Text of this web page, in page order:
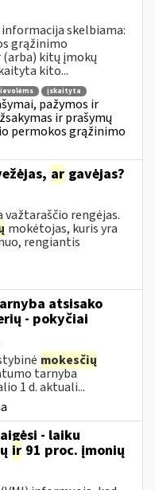
skelbiama:
grąžinimo
(arba) kitų įmokų
kito...
įskaityta
pažymos ir
ir prašymų
permokos grąžinimo
ar gavėjas?
važtaraščio rengėjas.
mokėtojas, kuris yra
rengiantis
atsisako
- pokyčiai
mokesčių
tarnyba
1 d. aktuali...
- laiku
ir 91 proc. įmonių